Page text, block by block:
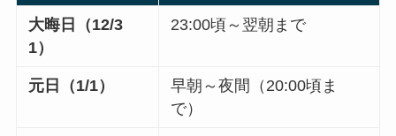
大晦日（12/3
1）
23:00頃～翌朝まで
元日（1/1）
早朝～夜間（20:00頃ま
で）